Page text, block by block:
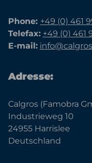
Phone: +49 (0) 461
Telefax: +49 (0) 461
E-mail:
Adresse:
Calgros (Famobra
Industrieweg 10
24955 Harrislee
Deutschland